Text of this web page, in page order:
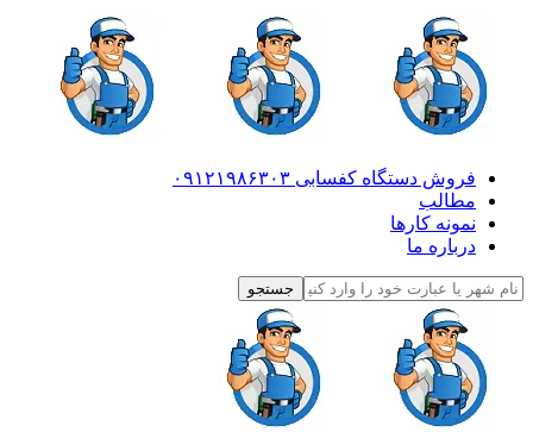
فروش دستگاه کفسابی ۰۹۱۲۱۹۸۶۳۰۳
مطالب
نمونه کارها
درباره ما